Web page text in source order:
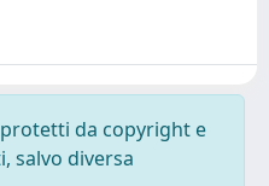
da copyright e
salvo diversa